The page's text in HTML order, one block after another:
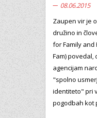
08.06.2015
Zaupen vir je
družino in
for Family and
Fam) povedal,
agencijam
"spolno
identiteto" pri
pogodbah kot